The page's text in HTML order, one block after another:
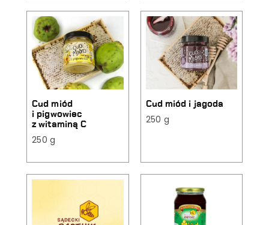
Cud miód
i pigwowiec
z witaminą C
250 g
Cud miód i jagoda
250 g